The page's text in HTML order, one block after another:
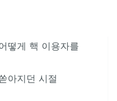
떻게 핵 이용자를
아지던 시절